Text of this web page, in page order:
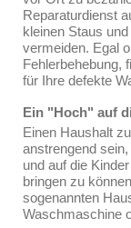
Reparaturdienst
kleinen Staus
vermeiden. Egal
Fehlerbehebung,
für Ihre defekte
Ein "Hoch" auf
Einen Haushalt
anstrengend
und auf die
bringen zu
sogenannten
Waschmaschine